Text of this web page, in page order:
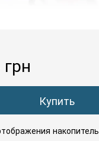
Купить